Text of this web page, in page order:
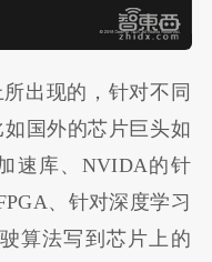
出现的，针对不同
国外的芯片巨头如
速库、NVIDA的针
、针对深度学习
算法写到芯片上的